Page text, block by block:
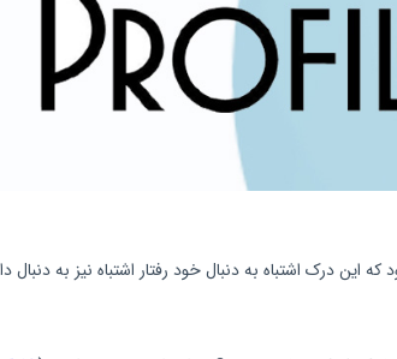
درک اشتباه به دنبال خود رفتار اشتباه نیز به دنبال